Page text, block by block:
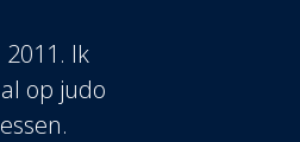
Ik
op judo